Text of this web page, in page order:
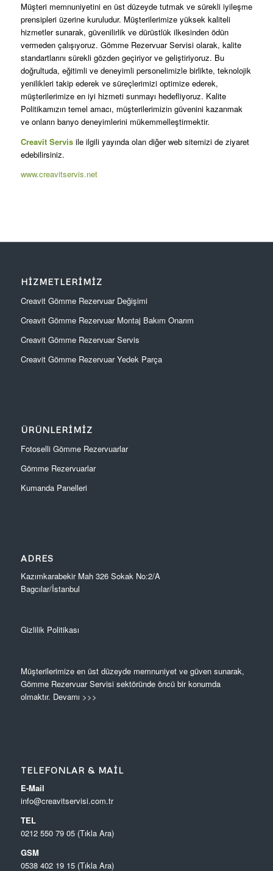
Müşteri memnuniyetini en üst düzeyde tutmak ve sürekli iyileşme
prensipleri üzerine kuruludur. Müşterilerimize yüksek kaliteli
hizmetler sunarak, güvenilirlik ve dürüstlük ilkesinden ödün
vermeden çalışıyoruz. Gömme Rezervuar Servisi olarak, kalite
standartlarını sürekli gözden geçiriyor ve geliştiriyoruz. Bu
doğrultuda, eğitimli ve deneyimli personelimizle birlikte, teknolojik
yenilikleri takip ederek ve süreçlerimizi optimize ederek,
müşterilerimize en iyi hizmeti sunmayı hedefliyoruz. Kalite
Politikamızın temel amacı, müşterilerimizin güvenini kazanmak
ve onların banyo deneyimlerini mükemmelleştirmektir.
Creavit Servisile ilgili yayında olan diğer web sitemizi de ziyaret
edebilirsiniz.
www.creavitservis.net
HIZMETLERIMIZ
Creavit Gömme Rezervuar Değişimi
Creavit Gömme Rezervuar Montaj Bakım Onarım
Creavit Gömme Rezervuar Servis
Creavit Gömme Rezervuar Yedek Parça
ÜRÜNLERIMIZ
Fotoselli Gömme Rezervuarlar
Gömme Rezervuarlar
Kumanda Panelleri
ADRES
Kazımkarabekir Mah 326 Sokak No:2/A
Bagcılar/İstanbul
Gizlilik Politikası
Müşterilerimize en üst düzeyde memnuniyet ve güven sunarak,
Gömme Rezervuar Servisi sektöründe öncü bir konumda
olmaktır. Devamı >>>
TELEFONLAR & MAIL
E-Mail
info@creavitservisi.com.tr
TEL
0212 550 79 05 (Tıkla Ara)
GSM
0538 402 19 15 (Tıkla Ara)